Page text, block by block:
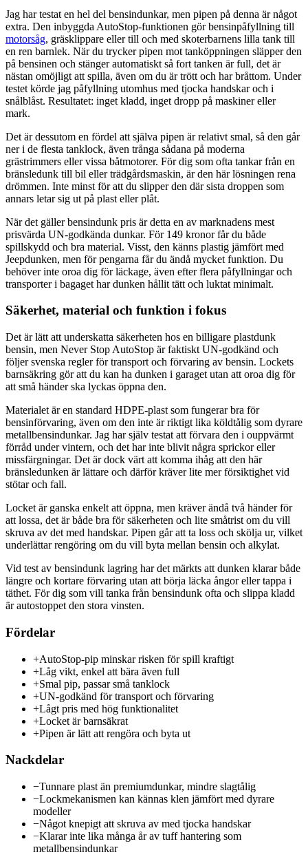
Jag har testat en hel del bensindunkar, men pipen på denna är något
extra. Den inbyggda AutoStop-funktionen gör bensinpåfyllning till
motorsåg, gräsklippare eller till och med skoterbarnens lilla tank till
en ren barnlek. När du trycker pipen mot tanköppningen släpper den
på bensinen och stänger automatiskt så fort tanken är full, det är
nästan omöjligt att spilla, även om du är trött och har bråttom. Under
testet körde jag påfyllning utomhus med tjocka handskar och i
snålblåst. Resultatet: inget kladd, inget dropp på maskiner eller
mark.
Det är dessutom en fördel att själva pipen är relativt smal, så den går
ner i de flesta tanklock, även trånga sådana på moderna
grästrimmers eller vissa båtmotorer. För dig som ofta tankar från en
bränsledunk till bil eller trädgårdsmaskin, är den här lösningen rena
drömmen. Inte minst för att du slipper den där sista droppen som
annars letar sig ut på plast eller plåt.
När det gäller bensindunk pris är detta en av marknadens mest
prisvärda UN-godkända dunkar. För 149 kronor får du både
spillskydd och bra material. Visst, den känns plastig jämfört med
Jeepdunken, men för pengarna får du ändå mycket funktion. Du
behöver inte oroa dig för läckage, även efter flera påfyllningar och
transporter i bagaget har dunken hållit tätt och luktat minimalt.
Säkerhet, material och funktion i fokus
Det är lätt att underskatta säkerheten hos en billigare plastdunk
bensin, men Never Stop AutoStop är faktiskt UN-godkänd och
följer svenska regler för transport och förvaring av bensin. Lockets
barnsäkring gör att du kan ha dunken i garaget utan att oroa dig för
att små händer ska lyckas öppna den.
Materialet är en standard HDPE-plast som fungerar bra för
bensinförvaring, även om den inte är riktigt lika köldtålig som dyrare
metallbensindunkar. Jag har själv testat att förvara den i ouppvärmt
förråd under vintern, och det har inte blivit några sprickor eller
missfärgningar. Det är dock värt att komma ihåg att den här
bränsledunken är lättare och därför kräver lite mer försiktighet vid
stötar och fall.
Locket är ganska enkelt att öppna, men kräver ändå två händer för
att lossa, det är både bra för säkerheten och lite småtrist om du vill
skruva av det med handskar. Pipen går att ta loss och skölja ur, vilket
underlättar rengöring om du vill byta mellan bensin och alkylat.
Vid test av bensindunk lagring har det märkts att dunken klarar både
längre och kortare förvaring utan att börja läcka ångor eller tappa i
täthet. För dig som vill tanka från bensindunk ofta och slippa kladd
är autostoppet den stora vinsten.
Fördelar
+AutoStop-pip minskar risken för spill kraftigt
+Låg vikt, enkel att bära även full
+Smal pip, passar små tanklock
+UN-godkänd för transport och förvaring
+Lågt pris med hög funktionalitet
+Locket är barnsäkrat
+Pipen är lätt att rengöra och byta ut
Nackdelar
−Tunnare plast än premiumdunkar, mindre slagtålig
−Lockmekanismen kan kännas klen jämfört med dyrare
modeller
−Något knepigt att skruva av med tjocka handskar
−Klarar inte lika många år av tuff hantering som
metallbensindunkar